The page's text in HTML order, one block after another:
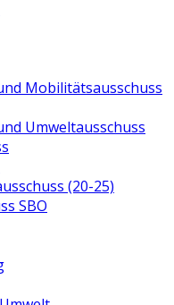
Mobilitätsausschuss
Umweltausschuss
(20-25)
SBO